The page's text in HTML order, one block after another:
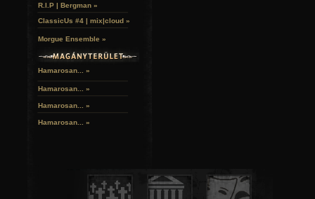
R.I.P | Bergman »
ClassicUs #4 | mix|cloud »
Morgue Ensemble »
Hamarosan... »
Hamarosan... »
Hamarosan... »
Hamarosan... »